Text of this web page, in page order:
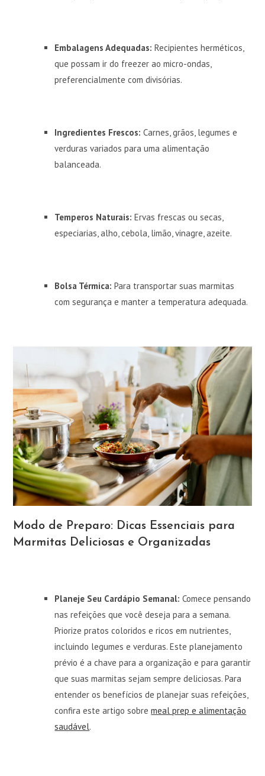
Embalagens Adequadas: Recipientes herméticos,
que possam ir do freezer ao micro-ondas,
preferencialmente com divisórias.
Ingredientes Frescos: Carnes, grãos, legumes e
verduras variados para uma alimentação
balanceada.
Temperos Naturais: Ervas frescas ou secas,
especiarias, alho, cebola, limão, vinagre, azeite.
Bolsa Térmica: Para transportar suas marmitas
com segurança e manter a temperatura adequada.
Modo de Preparo: Dicas Essenciais para
Marmitas Deliciosas e Organizadas
Planeje Seu Cardápio Semanal: Comece pensando
nas refeições que você deseja para a semana.
Priorize pratos coloridos e ricos em nutrientes,
incluindo legumes e verduras. Este planejamento
prévio é a chave para a organização e para garantir
que suas marmitas sejam sempre deliciosas. Para
entender os benefícios de planejar suas refeições,
confira este artigo sobremeal prep e alimentação
saudável.